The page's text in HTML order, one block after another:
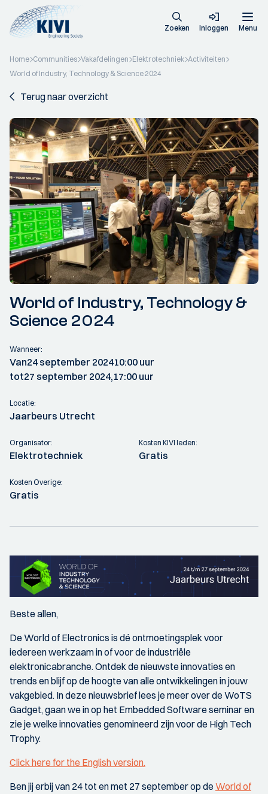
Zoeken Inloggen Menu
Home Communities Vakafdelingen Elektrotechniek Activiteiten
World of Industry, Technology & Science 2024
Terug naar overzicht
World of Industry, Technology &
Science 2024
Wanneer:
Van24 september 202410:00 uur
tot27 september 2024,17:00 uur
Locatie:
Jaarbeurs Utrecht
Organisator:
Elektrotechniek
Kosten KIVI leden:
Gratis
Kosten Overige:
Gratis
Beste allen,
De World of Electronics is dé ontmoetingsplek voor
iedereen werkzaam in of voor de industriële
elektronicabranche. Ontdek de nieuwste innovaties en
trends en blijf op de hoogte van alle ontwikkelingen in jouw
vakgebied. In deze nieuwsbrief lees je meer over de WoTS
Gadget, gaan we in op het Embedded Software seminar en
zie je welke innovaties genomineerd zijn voor de High Tech
Trophy.
Click here for the English version.
Ben jij erbij van 24 tot en met 27 september op deWorld of